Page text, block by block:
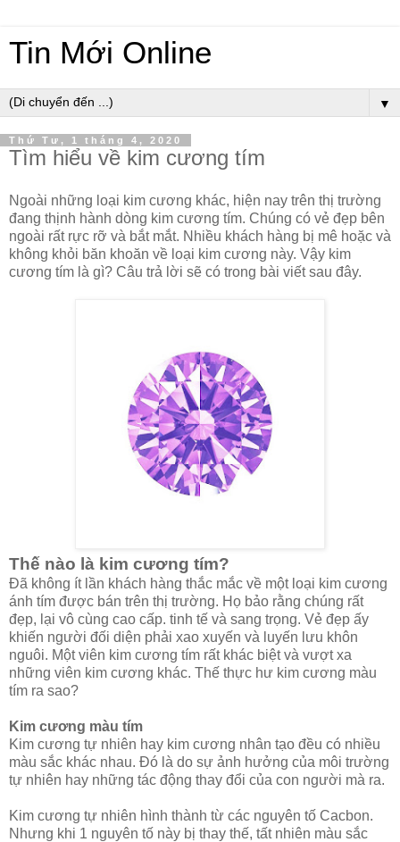
Tin Mới Online
▼
Thứ Tư, 1 tháng 4, 2020
Tìm hiểu về kim cương tím
Ngoài những loại kim cương khác, hiện nay trên thị trường
đang thịnh hành dòng kim cương tím. Chúng có vẻ đẹp bên
ngoài rất rực rỡ và bắt mắt. Nhiều khách hàng bị mê hoặc và
không khỏi băn khoăn về loại kim cương này. Vậy kim
cương tím là gì? Câu trả lời sẽ có trong bài viết sau đây.
Thế nào là kim cương tím?
Đã không ít lần khách hàng thắc mắc về một loại kim cương
ánh tím được bán trên thị trường. Họ bảo rằng chúng rất
đẹp, lại vô cùng cao cấp. tinh tế và sang trọng. Vẻ đẹp ấy
khiến người đối diện phải xao xuyến và luyến lưu khôn
nguôi. Một viên kim cương tím rất khác biệt và vượt xa
những viên kim cương khác. Thế thực hư kim cương màu
tím ra sao?
Kim cương màu tím
Kim cương tự nhiên hay kim cương nhân tạo đều có nhiều
màu sắc khác nhau. Đó là do sự ảnh hưởng của môi trường
tự nhiên hay những tác động thay đổi của con người mà ra.
Kim cương tự nhiên hình thành từ các nguyên tố Cacbon.
Nhưng khi 1 nguyên tố này bị thay thế, tất nhiên màu sắc